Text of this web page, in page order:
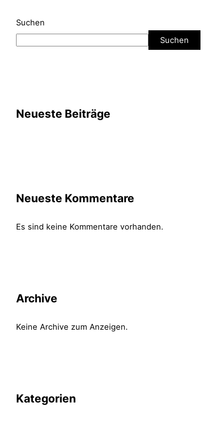
Suchen
Suchen
Neueste Beiträge
Neueste Kommentare
Es sind keine Kommentare vorhanden.
Archive
Keine Archive zum Anzeigen.
Kategorien